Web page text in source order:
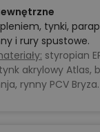
tynki,
i rury spustowe.
styropian
akrylowy Atlas,
rynny PCV Bryza.